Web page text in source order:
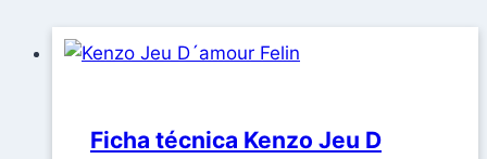
Ficha técnica Kenzo Jeu D